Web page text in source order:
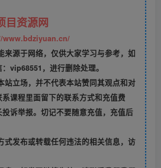
目资源网
www.bdziyuan.cn/
来源于网络，仅供大家学习与参考，如
vip68551，进行删除处理。
站立场，并不代表本站赞同其观点和对
课程里面留下的联系方式和充值费
诉举报。切记不要随意充值，充值后
式发布或转载任何违法的相关信息，访